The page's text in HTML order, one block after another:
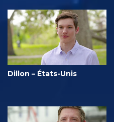
Dillon – États-Unis